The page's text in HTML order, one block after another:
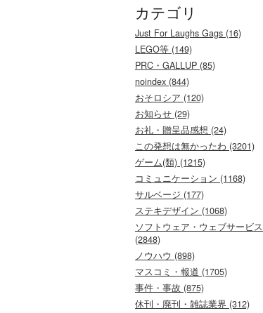
カテゴリ
Just For Laughs Gags (16)
LEGO等 (149)
PRC・GALLUP (85)
noindex (844)
おそロシア (120)
お知らせ (29)
お礼・贈呈品感想 (24)
この発想は無かったわ (3201)
ゲーム(類) (1215)
コミュニケーション (1168)
サルベージ (177)
ステキデザイン (1068)
ソフトウェア・ウェブサービス
(2848)
ノウハウ (898)
マスコミ・報道 (1705)
事件・事故 (875)
休刊・廃刊・雑誌業界 (312)